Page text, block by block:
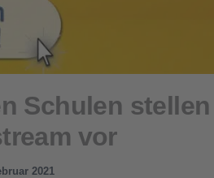
Schulen stellen
vor
2021